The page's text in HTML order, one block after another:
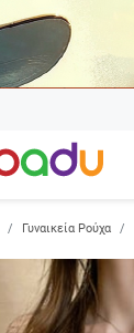
Γυναικεία Ρούχα